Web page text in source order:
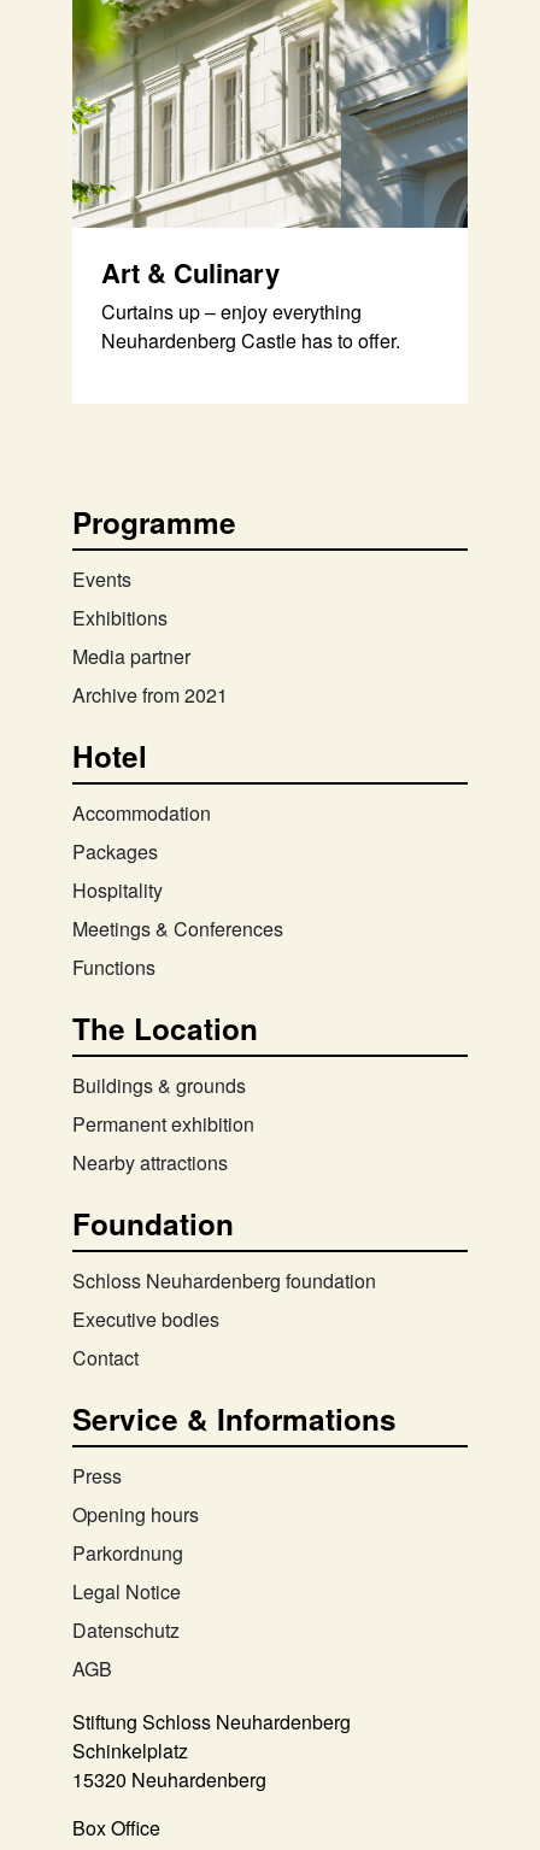
Art & Culinary
Curtains up – enjoy everything
Neuhardenberg Castle has to offer.
Programme
Events
Exhibitions
Media partner
Archive from 2021
Hotel
Accommodation
Packages
Hospitality
Meetings & Conferences
Functions
The Location
Buildings & grounds
Permanent exhibition
Nearby attractions
Foundation
Schloss Neuhardenberg foundation
Executive bodies
Contact
Service & Informations
Press
Opening hours
Parkordnung
Legal Notice
Datenschutz
AGB
Stiftung Schloss Neuhardenberg
Schinkelplatz
15320 Neuhardenberg
Box Office